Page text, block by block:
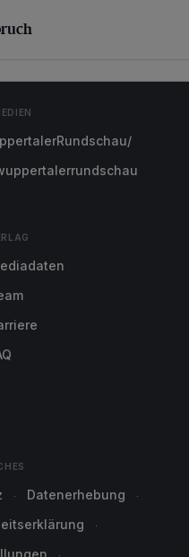
Datenerhebung